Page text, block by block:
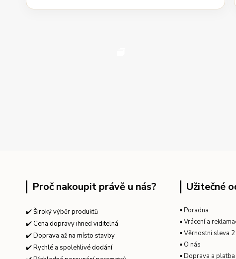
Proč nakoupit právě u nás?
✔️ Široký výběr produktů
✔️ Cena dopravy ihned viditelná
✔️ Doprava až na místo stavby
✔️ Rychlé a spolehlivé dodání
Užitečné
▪ Poradna
▪ Vrácení a
▪ Věrnostní sleva
▪ O nás
▪ Doprava a platba